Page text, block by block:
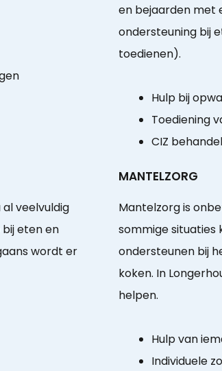
en bejaarden met
ondersteuning bij
toedienen).
Hulp bij
Toediening
CIZ
veelvuldig
eten en
wordt er
MANTELZORG
Mantelzorg is
sommige situaties
ondersteunen bij
koken. In
helpen.
Hulp van
Individuele